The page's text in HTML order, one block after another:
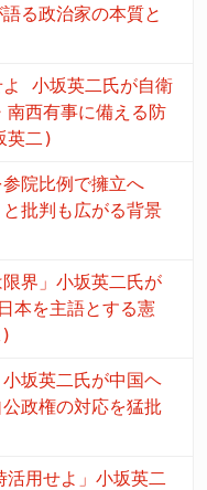
る政治家の本質と
小坂英二氏が自衛
南西有事に備える防
英二)
参院比例で擁立へ
批判も広がる背景
限界」小坂英二氏が
本を主語とする憲
小坂英二氏が中国ヘ
政権の対応を猛批
活用せよ」小坂英二